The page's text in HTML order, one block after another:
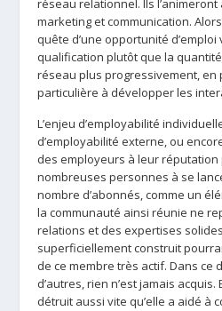
réseau relationnel. Ils
marketing et communication.
quête d’une opportunité
qualification plutôt que la
réseau plus progressivement,
particulière à développer les
L’enjeu d’employabilité
d’employabilité externe, ou
des employeurs à leur
nombreuses personnes à se
nombre d’abonnés, comme un
la communauté ainsi réunie ne
relations et des expertises
superficiellement construit
de ce membre très actif. Dans ce
d’autres, rien n’est jamais acquis.
détruit aussi vite qu’elle a aidé à